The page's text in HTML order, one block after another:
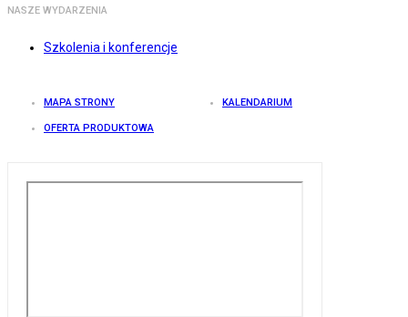
NASZE WYDARZENIA
Szkolenia i konferencje
MAPA STRONY KALENDARIUM
OFERTA PRODUKTOWA